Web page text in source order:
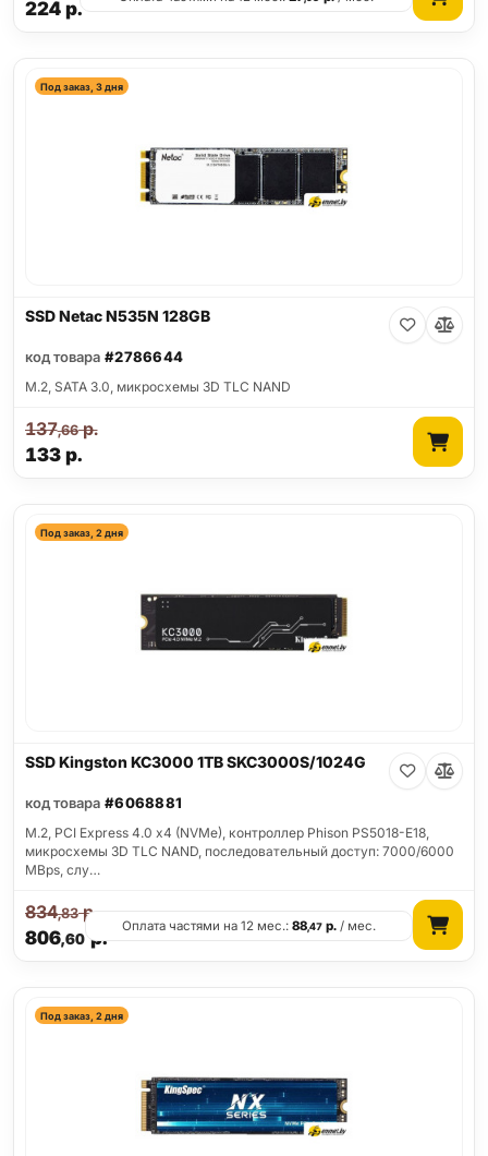
224р.
Под заказ, 3 дня
SSD Netac N535N 128GB
код товара #2786644
M.2, SATA 3.0, микросхемы 3D TLC NAND
133р.
137,66р.
Под заказ, 2 дня
SSD Kingston KC3000 1TB SKC3000S/1024G
код товара #6068881
M.2, PCI Express 4.0 x4 (NVMe), контроллер Phison PS5018-E18,
микросхемы 3D TLC NAND, последовательный доступ: 7000/6000
MBps, слу…
806,60р.
834,83р.
Оплата частями на 12 мес.:88,47 р. / мес.
Под заказ, 2 дня